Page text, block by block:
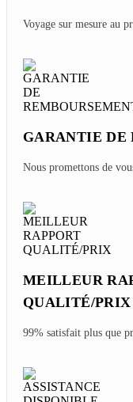
Voyage sur mesure au
GARANTIE DE
Nous promettons de
MEILLEUR
QUALITÉ/PRIX
99% satisfait plus que